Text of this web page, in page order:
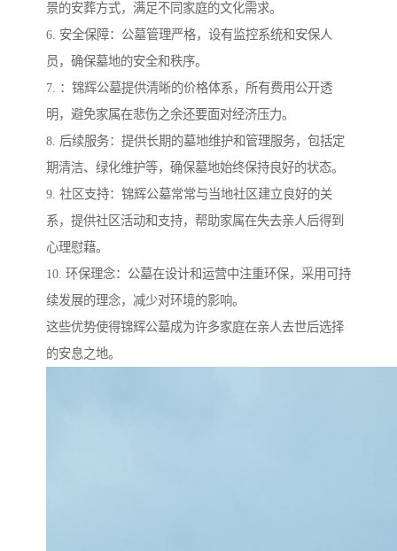
景的安葬方式，满足不同家庭的文化需求。
6. 安全保障：公墓管理严格，设有监控系统和安保人
员，确保墓地的安全和秩序。
7. ：锦辉公墓提供清晰的价格体系，所有费用公开透
明，避免家属在悲伤之余还要面对经济压力。
8. 后续服务：提供长期的墓地维护和管理服务，包括定
期清洁、绿化维护等，确保墓地始终保持良好的状态。
9. 社区支持：锦辉公墓常常与当地社区建立良好的关
系，提供社区活动和支持，帮助家属在失去亲人后得到
心理慰藉。
10. 环保理念：公墓在设计和运营中注重环保，采用可持
续发展的理念，减少对环境的影响。
这些优势使得锦辉公墓成为许多家庭在亲人去世后选择
的安息之地。